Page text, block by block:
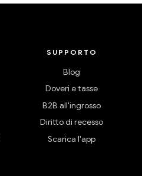
SUPPORTO
Blog
Doveri e tasse
B2B all'ingrosso
Diritto di recesso
Scarica l'app